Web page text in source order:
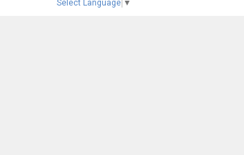
Select Language ▼